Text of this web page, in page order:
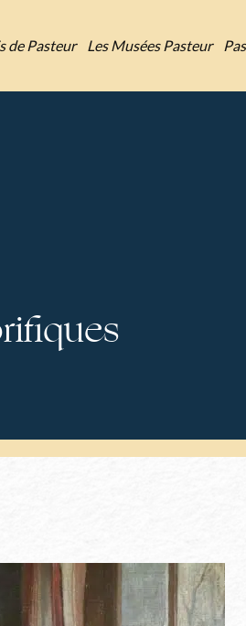
de Pasteur Les Musées Pasteur